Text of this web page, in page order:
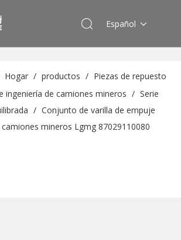
Español
Hogar / productos / Piezas de repuesto
ingeniería de camiones mineros / Serie
/ Conjunto de varilla de empuje
mineros Lgmg 87029110080